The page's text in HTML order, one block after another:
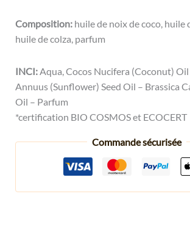
Composition:huile de noix de coco, huile
huile de colza, parfum
INCI:Aqua, Cocos Nucifera (Coconut)
Annuus (Sunflower) Seed Oil – Brassica
Oil – Parfum
*certification BIO COSMOS et ECOCERT
Commande sécurisée